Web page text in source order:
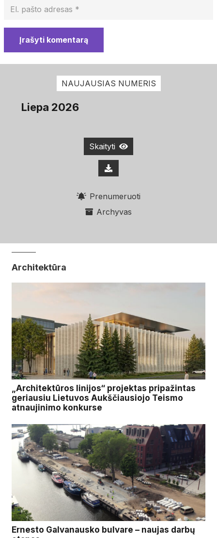
Įrašyti komentarą
NAUJAUSIAS NUMERIS
Liepa 2026
Skaityti
Prenumeruoti
Archyvas
Architektūra
„Architektūros linijos“ projektas pripažintas
geriausiu Lietuvos Aukščiausiojo Teismo
atnaujinimo konkurse
Ernesto Galvanausko bulvare – naujas darbų